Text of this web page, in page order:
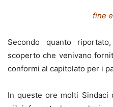
fine
Secondo quanto
scoperto che venivano
conformi al capitolato per i
In queste ore molti Sindaci